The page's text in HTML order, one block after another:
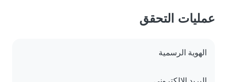
عمليات التحقق
الهوية الرسمية